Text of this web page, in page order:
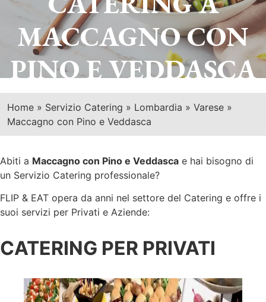
MACCAGNO CON
PINO E VEDDASCA
Home » Servizio Catering » Lombardia » Varese »
Maccagno con Pino e Veddasca
Abiti a Maccagno con Pino e Veddasca e hai bisogno di
un Servizio Catering professionale?
FLIP & EAT opera da anni nel settore del Catering e offre i
suoi servizi per Privati e Aziende:
CATERING PER PRIVATI